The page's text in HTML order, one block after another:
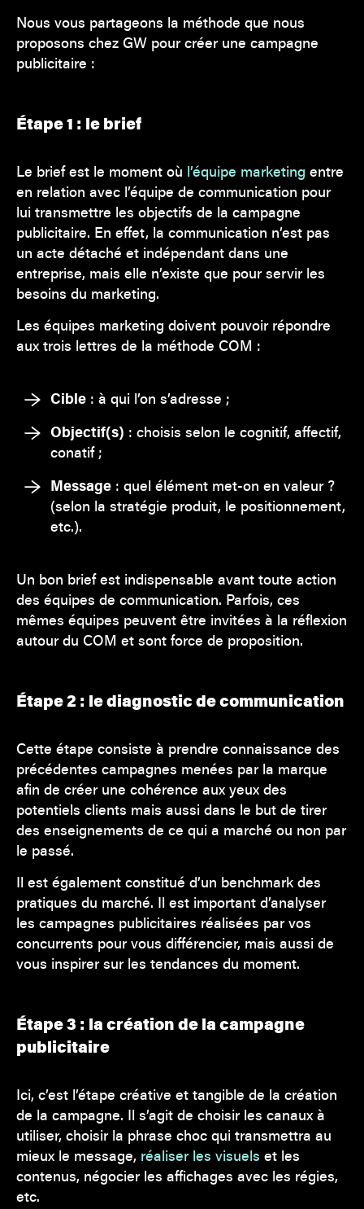
Nous vous partageons la méthode que nous
proposons chez GW pour créer une campagne
publicitaire :
Étape 1 : le brief
Le brief est le moment où l’équipe marketing entre
en relation avec l’équipe de communication pour
lui transmettre les objectifs de la campagne
publicitaire. En effet, la communication n’est pas
un acte détaché et indépendant dans une
entreprise, mais elle n’existe que pour servir les
besoins du marketing.
Les équipes marketing doivent pouvoir répondre
aux trois lettres de la méthode COM :
Cible : à qui l’on s’adresse ;
Objectif(s) : choisis selon le cognitif, affectif,
conatif ;
Message : quel élément met-on en valeur ?
(selon la stratégie produit, le positionnement,
etc.).
Un bon brief est indispensable avant toute action
des équipes de communication. Parfois, ces
mêmes équipes peuvent être invitées à la réflexion
autour du COM et sont force de proposition.
Étape 2 : le diagnostic de communication
Cette étape consiste à prendre connaissance des
précédentes campagnes menées par la marque
afin de créer une cohérence aux yeux des
potentiels clients mais aussi dans le but de tirer
des enseignements de ce qui a marché ou non par
le passé.
Il est également constitué d’un benchmark des
pratiques du marché. Il est important d’analyser
les campagnes publicitaires réalisées par vos
concurrents pour vous différencier, mais aussi de
vous inspirer sur les tendances du moment.
Étape 3 : la création de la campagne
publicitaire
Ici, c’est l’étape créative et tangible de la création
de la campagne. Il s’agit de choisir les canaux à
utiliser, choisir la phrase choc qui transmettra au
mieux le message, réaliser les visuels et les
contenus, négocier les affichages avec les régies,
etc.